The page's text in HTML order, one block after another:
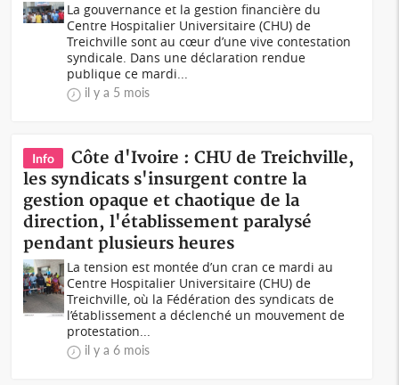
La gouvernance et la gestion financière du
Centre Hospitalier Universitaire (CHU) de
Treichville sont au cœur d’une vive contestation
syndicale. Dans une déclaration rendue
publique ce mardi...
il y a 5 mois
Info
Côte d'Ivoire : CHU de Treichville,
les syndicats s'insurgent contre la
gestion opaque et chaotique de la
direction, l'établissement paralysé
pendant plusieurs heures
La tension est montée d’un cran ce mardi au
Centre Hospitalier Universitaire (CHU) de
Treichville, où la Fédération des syndicats de
l’établissement a déclenché un mouvement de
protestation...
il y a 6 mois